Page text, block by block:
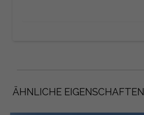
ÄHNLICHE EIGENSCHAFTEN